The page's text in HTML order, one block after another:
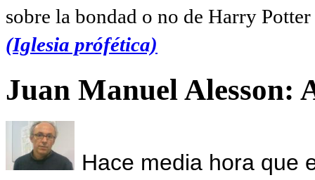
sobre la bondad o no de Harry
(Iglesia prófética)
Juan Manuel Alesson:
Hace media hora que